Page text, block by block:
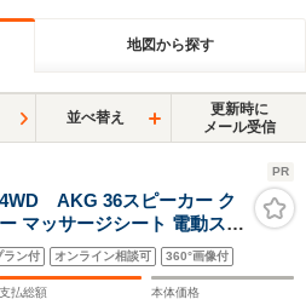
地図から探す
並べ替え
更新時に
メール受信
PR
AKG 36スピーカー ク
マッサージシート 電動ステ
オーディオ Applecar Play
黒革 シートヒーター 前後
ラン付 オンライン相談可 360°画像付
支払総額 本体価格